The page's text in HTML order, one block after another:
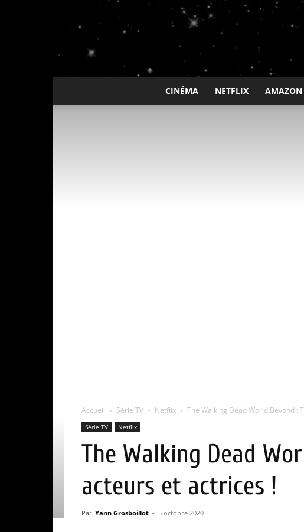
CINÉMA NETFLIX AMAZON
Accueil Série TV Netflix The Walking Dead World Beyond :
Série TV Netflix
The Walking Dead
acteurs et actrices !
Par Yann Grosboillot - 5 octobre 2020